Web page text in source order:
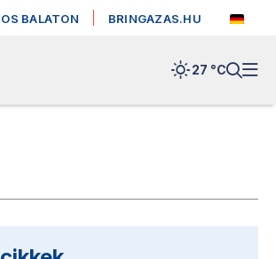
BALATON BRINGAZAS.HU
27 °C